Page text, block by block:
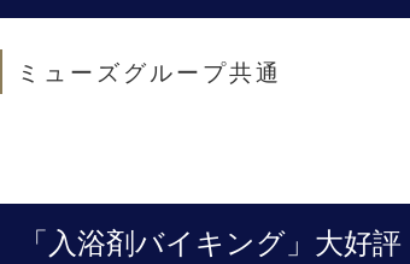
ミューズグループ共通
「入浴剤バイキング」大好評